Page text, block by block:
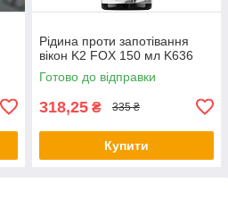
Рідина проти запотівання
вікон K2 FOX 150 мл K636
Готово до відправки
318,25 ₴ 335 ₴
Купити